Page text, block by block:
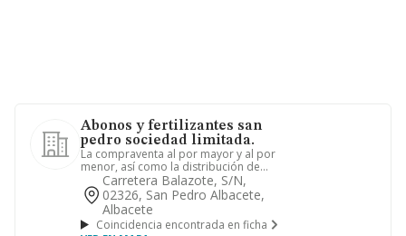
Abonos y fertilizantes san
pedro sociedad limitada.
La compraventa al por mayor y al por
menor, así como la distribución de
todo tipo y clase de abonos...
Carretera Balazote, S/n,
02326, San Pedro Albacete,
Albacete
Coincidencia encontrada en ficha